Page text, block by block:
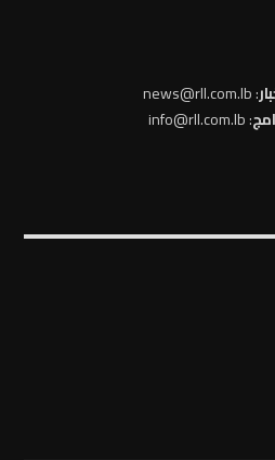
: news@rll.com.lb
: info@rll.com.lb